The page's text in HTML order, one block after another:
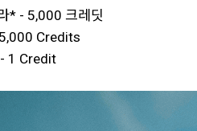
* - 5,000 크레딧
Credits
1 Credit